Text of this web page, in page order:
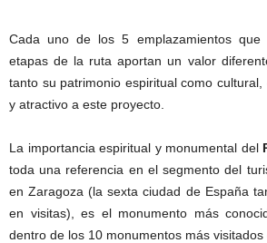
Cada uno de los 5 emplazamientos que
etapas de la ruta aportan un valor
tanto su patrimonio espiritual como
y atractivo a este proyecto.
La importancia espiritual y monumental del
toda una referencia en el segmento del
en Zaragoza (la sexta ciudad de España
en visitas), es el monumento más
dentro de los 10 monumentos más visitados